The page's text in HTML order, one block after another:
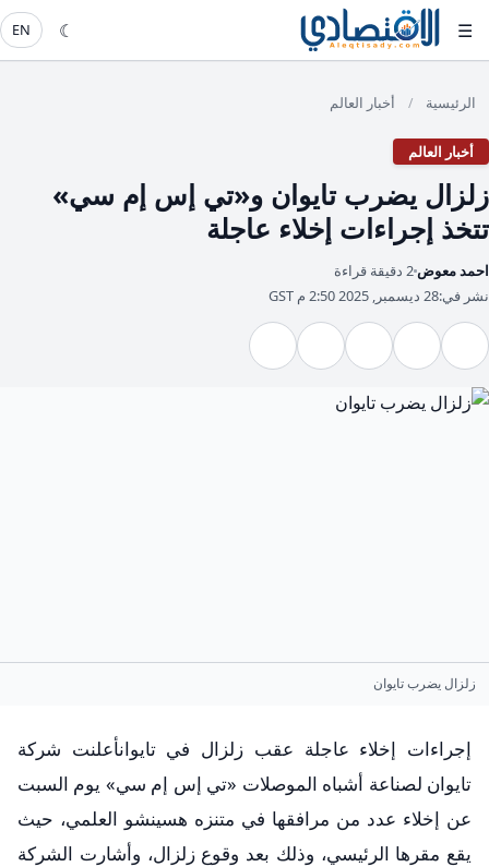
☰
☾
EN
الرئيسية / أخبار العالم
أخبار العالم
زلزال يضرب تايوان و«تي إس إم سي»
تتخذ إجراءات إخلاء عاجلة
احمد معوض 2 دقيقة قراءة
نشر في:28 ديسمبر, 2025 2:50 م GST
زلزال يضرب تايوان
إجراءات إخلاء عاجلة عقب زلزال في تايوانأعلنت شركة
تايوان لصناعة أشباه الموصلات «تي إس إم سي» يوم السبت
عن إخلاء عدد من مرافقها في متنزه هسينشو العلمي، حيث
يقع مقرها الرئيسي، وذلك بعد وقوع زلزال، وأشارت الشركة